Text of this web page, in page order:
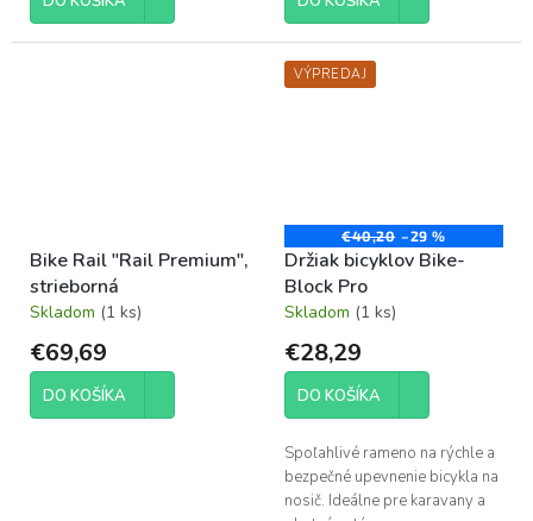
Bike Rail "Rail Premium",
strieborná
Skladom (1 ks)
€69,69
DO KOŠÍKA
VÝPREDAJ
€40,20 –29 %
Držiak bicyklov Bike-
Block Pro
Skladom (1 ks)
€28,29
DO KOŠÍKA
Spoľahlivé rameno na rýchle a
bezpečné upevnenie bicykla na
nosič. Ideálne pre karavany a